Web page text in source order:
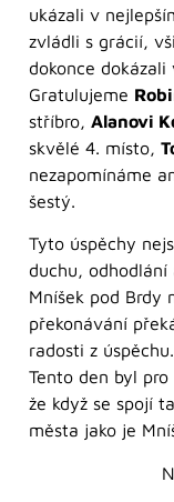
ukázali v
zvládli s grácií,
dokonce
Gratulujeme
stříbro, Alanovi
skvělé 4. místo,
nezapomínáme
šestý.
Tyto úspěchy
duchu,
Mníšek pod Brdy
překonávání
radosti z úspěchu.
Tento den byl
že když se spojí
města jako je